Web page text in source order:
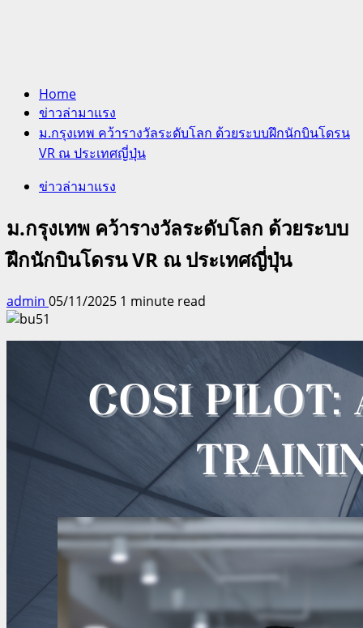
Home
ข่าวล่ามาแรง
ม.กรุงเทพ คว้ารางวัลระดับโลก ด้วยระบบฝึกนักบินโดรน
VR ณ ประเทศญี่ปุ่น
ข่าวล่ามาแรง
ม.กรุงเทพ คว้ารางวัลระดับโลก ด้วยระบบ
ฝึกนักบินโดรน VR ณ ประเทศญี่ปุ่น
admin 05/11/2025 1 minute read